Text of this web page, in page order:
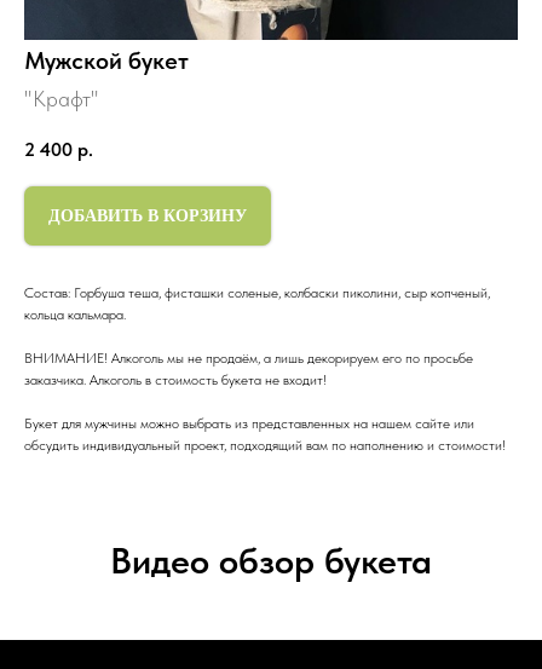
Мужской букет
"Крафт"
2 400 р.
ДОБАВИТЬ В КОРЗИНУ
Состав: Горбуша теша, фисташки соленые, колбаски пиколини, сыр копченый,
кольца кальмара.
ВНИМАНИЕ! Алкоголь мы не продаём, а лишь декорируем его по просьбе
заказчика. Алкоголь в стоимость букета не входит!
Букет для мужчины можно выбрать из представленных на нашем сайте или
обсудить индивидуальный проект, подходящий вам по наполнению и стоимости!
Видео обзор букета